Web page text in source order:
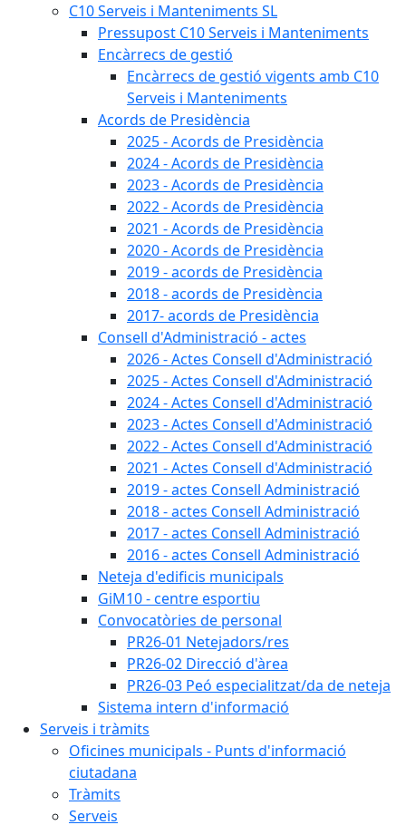
C10 Serveis i Manteniments SL
Pressupost C10 Serveis i Manteniments
Encàrrecs de gestió
Encàrrecs de gestió vigents amb C10
Serveis i Manteniments
Acords de Presidència
2025 - Acords de Presidència
2024 - Acords de Presidència
2023 - Acords de Presidència
2022 - Acords de Presidència
2021 - Acords de Presidència
2020 - Acords de Presidència
2019 - acords de Presidència
2018 - acords de Presidència
2017- acords de Presidència
Consell d'Administració - actes
2026 - Actes Consell d'Administració
2025 - Actes Consell d'Administració
2024 - Actes Consell d'Administració
2023 - Actes Consell d'Administració
2022 - Actes Consell d'Administració
2021 - Actes Consell d'Administració
2019 - actes Consell Administració
2018 - actes Consell Administració
2017 - actes Consell Administració
2016 - actes Consell Administració
Neteja d'edificis municipals
GiM10 - centre esportiu
Convocatòries de personal
PR26-01 Netejadors/res
PR26-02 Direcció d'àrea
PR26-03 Peó especialitzat/da de neteja
Sistema intern d'informació
Serveis i tràmits
Oficines municipals - Punts d'informació
ciutadana
Tràmits
Serveis